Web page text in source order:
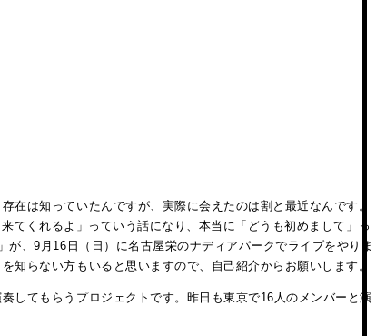
は知っていたんですが、実際に会えたのは割と最近なんです。
てくれるよ」っていう話になり、本当に「どうも初めまして」っ
、9月16日（日）に名古屋栄のナディアパークでライブをやりま
らない方もいると思いますので、自己紹介からお願いします。
してもらうプロジェクトです。昨日も東京で16人のメンバーと演